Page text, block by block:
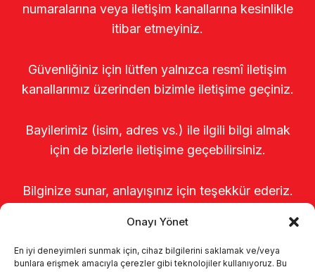
Onayı Yönet
En iyi deneyimleri sunmak için, cihaz bilgilerini saklamak ve/veya
bunlara erişmek amacıyla çerezler gibi teknolojiler kullanıyoruz. Bu
numaralarına veya iletişim kanallarına kesinlikle
itibar etmeyiniz.
Güvenliğiniz için lütfen yalnızca resmî iletişim
kanallarımız üzerinden bizimle iletişime geçiniz.
Bayilerimiz (isim, adres vs.) ile ilgili bilgi almak
için de bizlerle iletişime geçebilirsiniz.
Bilginize sunar, anlayışınız için teşekkür ederiz.